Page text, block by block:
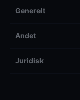
Generelt
Andet
Juridisk